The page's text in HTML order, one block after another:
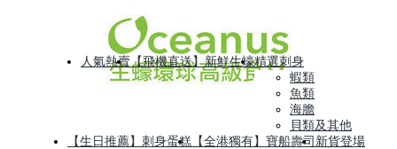
人氣熱賣【飛機直送】新鮮生蠔精選刺身
蝦類
魚類
海膽
貝類及其他
【生日推薦】刺身蛋糕 【全港獨有】寶船壽司 新貨登場